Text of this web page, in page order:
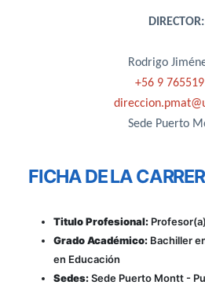
DIRECTOR:
Rodrigo
+56 9
Sede Puerto
FICHA DE LA
Titulo Profesional:
Grado Académico: Bachiller
en Educación
Sedes:Sede Puerto Montt -